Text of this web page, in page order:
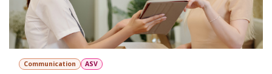
Communication ASV